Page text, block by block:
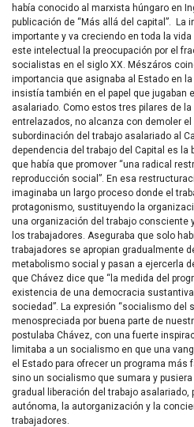
había conocido al marxista húngaro en
publicación de “Más allá del capital”. La
importante y va creciendo en toda la
este intelectual la preocupación por el
socialistas en el siglo XX. Mészáros
importancia que asignaba al Estado en
insistía también en el papel que jugaban
asalariado. Como estos tres pilares de
entrelazados, no alcanza con demoler
subordinación del trabajo asalariado al
dependencia del trabajo del Capital es la
que había que promover “una radical
reproducción social”. En esa
imaginaba un largo proceso donde el
protagonismo, sustituyendo la
una organización del trabajo consciente
los trabajadores. Aseguraba que solo
trabajadores se apropian gradualmente
metabolismo social y pasan a ejercerla
que Chávez dice que “la medida del
existencia de una democracia
sociedad”. La expresión “socialismo del
menospreciada por buena parte de
postulaba Chávez, con una fuerte
limitaba a un socialismo en que una
el Estado para ofrecer un programa más
sino un socialismo que sumara y
gradual liberación del trabajo asalariado,
autónoma, la autorganización y la
trabajadores.